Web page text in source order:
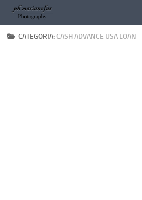
Salta al contenuto
CATEGORIA: CASH ADVANCE USA LOAN